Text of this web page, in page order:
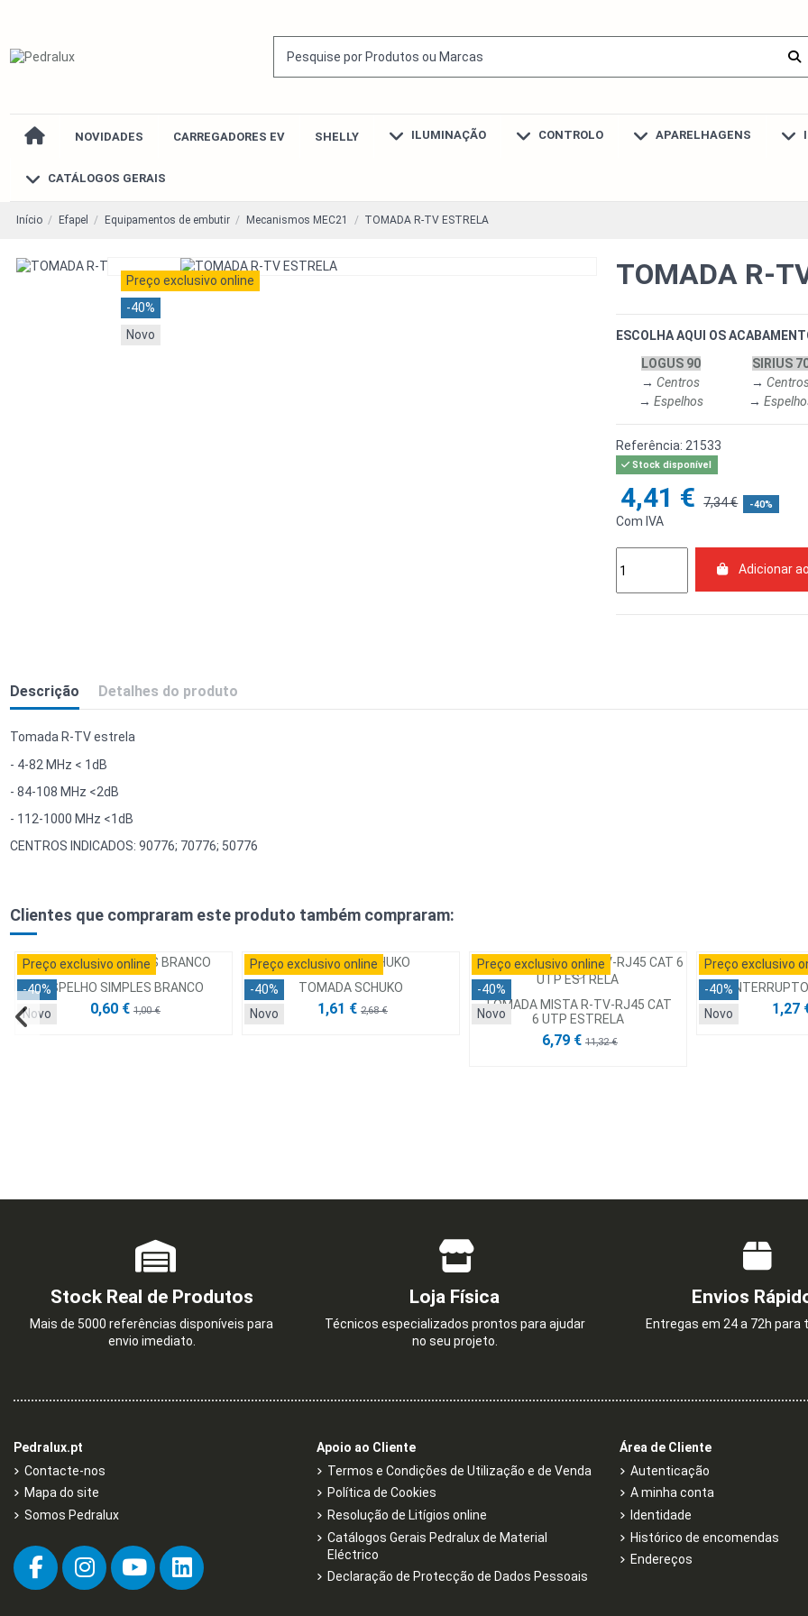
NOVIDADES CARREGADORES EV SHELLY ILUMINAÇÃO CONTROLO APARELHAGENS
CATÁLOGOS GERAIS
Início Efapel Equipamentos de embutir Mecanismos MEC21 TOMADA R-TV ESTRELA
Preço exclusivo online
-40%
Novo
TOMADA R-
ESCOLHA AQUI OS
LOGUS 90
SIRIUS
→ Centros →
→ Espelhos →
Referência: 21533
Stock disponível
4,41 € 7,34 € -40%
Com IVA
Adicionar
Descrição Detalhes do produto
Tomada R-TV estrela
- 4-82 MHz < 1dB
- 84-108 MHz <2dB
- 112-1000 MHz <1dB
CENTROS INDICADOS: 90776; 70776; 50776
Clientes que compraram este produto também compraram:
Preço exclusivo online
-40%
Novo
ESPELHO SIMPLES BRANCO
0,60 € 1,00 €
Preço exclusivo online
-40%
Novo
TOMADA SCHUKO
1,61 € 2,68 €
Preço exclusivo online
-40%
Novo
TOMADA MISTA R-TV-RJ45 CAT
6 UTP ESTRELA
6,79 € 11,32 €
Preço exclusivo
-40%
Novo
1,27
3,66
Stock Real de Produtos
Mais de 5000 referências disponíveis para
envio imediato.
Loja Física
Técnicos especializados prontos para ajudar
no seu projeto.
Envios
Entregas em 24 a 72h para
Pedralux.pt
Contacte-nos
Mapa do site
Somos Pedralux
Apoio ao Cliente
Termos e Condições de Utilização e de Venda
Política de Cookies
Resolução de Litígios online
Catálogos Gerais Pedralux de Material
Eléctrico
Declaração de Protecção de Dados Pessoais
Área de Cliente
Autenticação
A minha conta
Identidade
Histórico de encomendas
Endereços